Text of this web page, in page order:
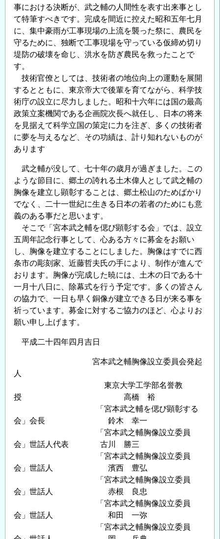
事における決断が、武之輔の人間性を表す出来事とし
て特筆すべきです。完成を間近に控えた昭和五年七月
に、集中豪雨が工事現場の上流を襲った祭に、農民を
守るために、独断で工事現場を守っている仮締め切り
堤防の破壊を命じ、洪水を防ぎ農民を救ったことで
す。
技術官僚としては、技術者の地位向上の運動を展開
するとともに、東京帝大で後輩を育てながら、科学技
術庁の設立に尽力しました。昭和十六年には国の最高
政策立案機関である企画院次長へ就任し、日本の将来
を見据えて科学立国の策定に力を注ぎ、多くの技術者
に夢を与えるなど、その功績は、計り知れないものが
あります
武之輔が没して、七十年の歳月が過ぎました。この
ような節目に、郷土の誇れる土木偉人として武之輔の
胸像を建立し顕彰することは、郷土松山のためばかり
でなく、二十一世紀に生きる日本の若者のためにも意
義のある事だと思います。
そこで「宮本武之輔を偲び顕彰する会」では、設立
五周年記念行事として、心ある方々に募金をお願い
し、胸像を建立することにしました。胸像はすでに西
条市の彫刻家、近藤哲夫氏の手により、制作が進んで
おります。胸像が完成した暁には、土木の日である十
一月十八日に、除幕式を行う予定です。多くの皆さん
の協力で、一日も早く銅像が建立できる日が来る事を
祈っています。募金に対するご協力のほど、心よりお
願い申し上げます。
平成二十四年四月吉日
宮本武之輔胸像設立委員会発起
人
東京大学工学部名誉教
授 高橋 裕
「宮本武之輔を偲び顕彰する
会」会長 鈴木 幸一
「宮本武之輔胸像設立委員
会」世話人代表 古川 勝三
「宮本武之輔胸像設立委員
会」世話人 濱西 豊弘
「宮本武之輔胸像設立委員
会」世話人 赤根 良忠
「宮本武之輔胸像設立委員
会」世話人 和田 一弥
「宮本武之輔胸像設立委員